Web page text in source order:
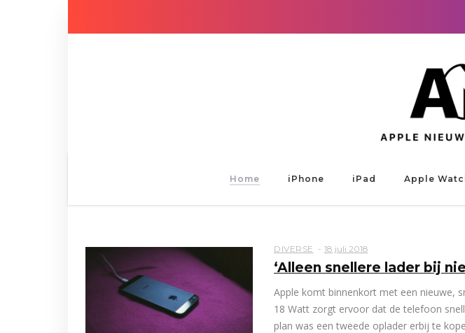
Home iPhone iPad Apple
DIVERSE 18 juli 2018
‘Alleen snellere lader bij
Apple komt binnenkort met een nieuwe,
18 Watt zorgt ervoor dat de telefoon
plan was een tweede oplader erbij te